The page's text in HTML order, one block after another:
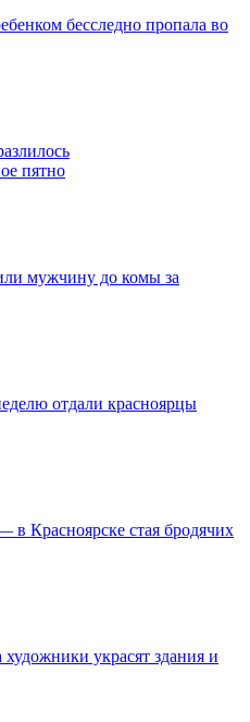
бесследно пропала во
пятно
мужчину до комы за
отдали красноярцы
в Красноярске стая бродячих
украсят здания и